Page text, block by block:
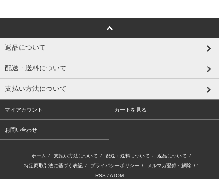
返品について
配送・送料について
支払い方法について
マイアカウント カートを見る
お問い合わせ
ホーム / 支払い方法について / 配送・送料について / 返品について /
特定商取引法に基づく表記 / プライバシーポリシー / メルマガ登録・解除 / /
RSS / ATOM